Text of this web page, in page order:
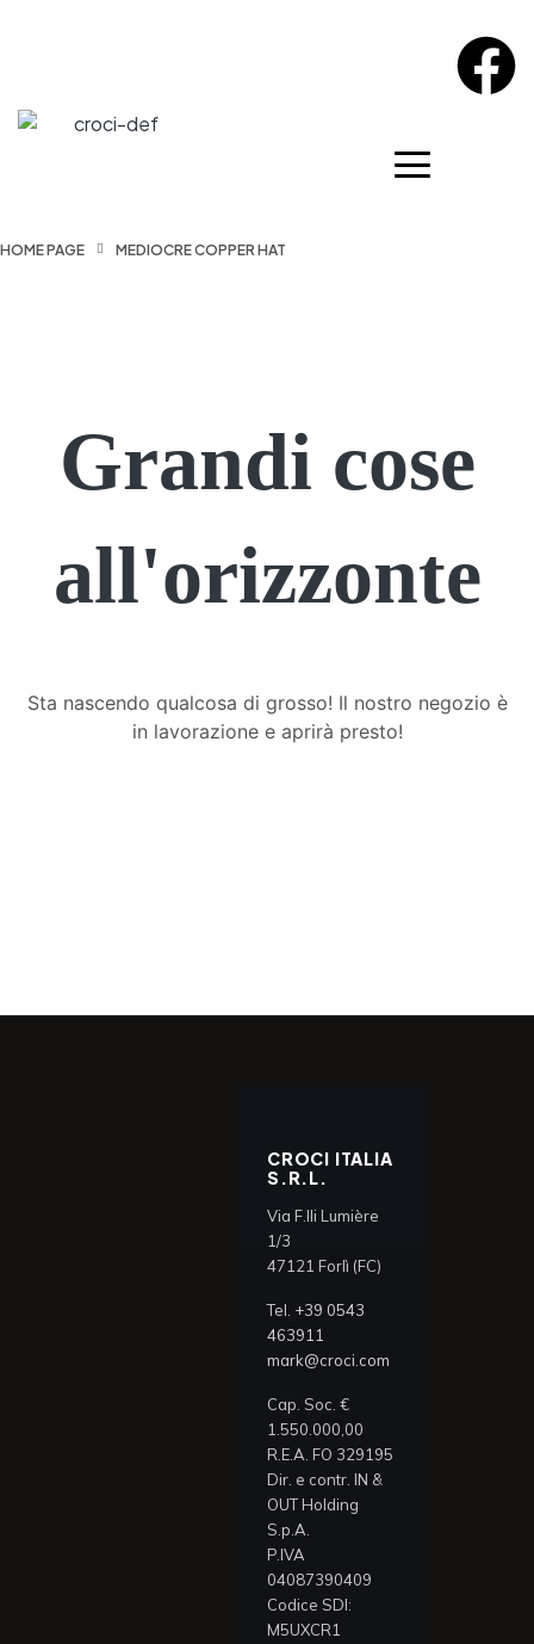
HOME PAGE MEDIOCRE COPPER HAT
Grandi cose
all'orizzonte
Sta nascendo qualcosa di grosso! Il nostro negozio è
in lavorazione e aprirà presto!
CROCI ITALIA
S.R.L.
Via F.lli Lumière
1/3
47121 Forlì (FC)
Tel. +39 0543
463911
mark@croci.com
Cap. Soc. €
1.550.000,00
R.E.A. FO 329195
Dir. e contr. IN &
OUT Holding
S.p.A.
P.IVA
04087390409
Codice SDI:
M5UXCR1